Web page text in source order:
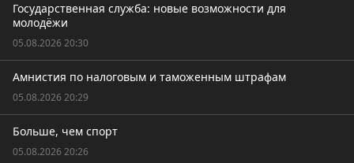
Государственная служба: новые возможности для
молодёжи
05.08.2026 20:30
Амнистия по налоговым и таможенным штрафам
05.08.2026 20:29
Больше, чем спорт
05.08.2026 20:26